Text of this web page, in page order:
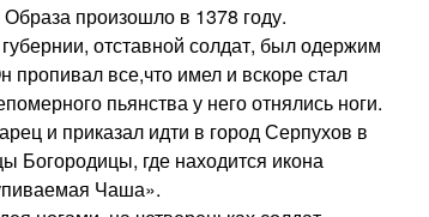
произошло в 1378 году.
отставной солдат, был одержим
пропивал все,что имел и вскоре стал
пьянства у него отнялись ноги.
и приказал идти в город Серпухов в
Богородицы, где находится икона
Чаша».